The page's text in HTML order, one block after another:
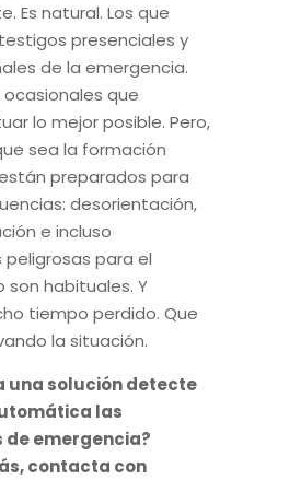
Es natural. Los que
presenciales y
de la emergencia.
que
lo mejor posible. Pero,
sea la formación
preparados para
desorientación,
e incluso
para el
habituales. Y
tiempo perdido. Que
la situación.
una solución detecte
las
de emergencia?
contacta con